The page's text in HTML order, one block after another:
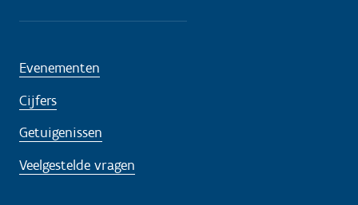
Evenementen
Cijfers
Getuigenissen
Veelgestelde vragen